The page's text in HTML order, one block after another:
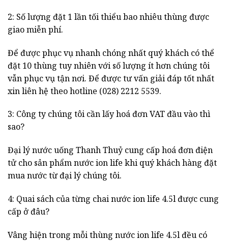
2: Số lượng đặt 1 lần tối thiểu bao nhiêu thùng được
giao miễn phí.
Để được phục vụ nhanh chóng nhất quý khách có thể
đặt 10 thùng tuy nhiên với số lượng ít hơn chúng tôi
vẫn phục vụ tận nơi. Để được tư vấn giải đáp tốt nhất
xin liên hệ theo hotline (028) 2212 5539.
3: Công ty chúng tôi cần lấy hoá đơn VAT đầu vào thì
sao?
Đại lý nước uống Thanh Thuỷ cung cấp hoá đơn điện
tử cho sản phẩm nước ion life khi quý khách hàng đặt
mua nước từ đại lý chúng tôi.
4: Quai sách của từng chai nước ion life 4.5l được cung
cấp ở đâu?
Vâng hiện trong mỗi thùng nước ion life 4.5l đều có